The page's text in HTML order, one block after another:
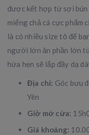
được kết hợp từ sợi bún
miếng chả cá cực phẩm
là có nhiều size tô để
người lớn ăn phần lớn
hứa hẹn sẽ lắp đầy dạ
Địa chỉ: Góc bưu
Yên
Giờ mở cửa:
Giá khoảng: